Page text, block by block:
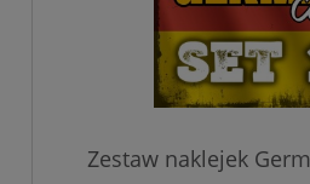
Zestaw naklejek